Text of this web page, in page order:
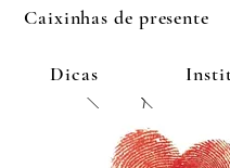
Caixinhas de presente
Dicas